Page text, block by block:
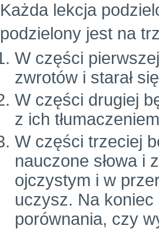
Każda lekcja
podzielony jest na
W części
zwrotów i starał
W części drugiej
z ich
W części trzeciej
nauczone słowa i
ojczystym i w
uczysz. Na
porównania, czy